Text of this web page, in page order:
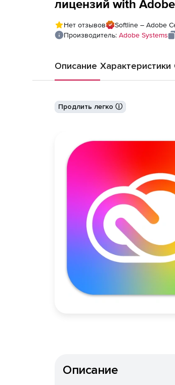
лицензий with
Languages 10 assets
пользователей), VIP
Нет отзывов
Softline – Adobe
Производитель: Adobe Systems
Описание Характеристики
Продлить легко ⓘ
Описание